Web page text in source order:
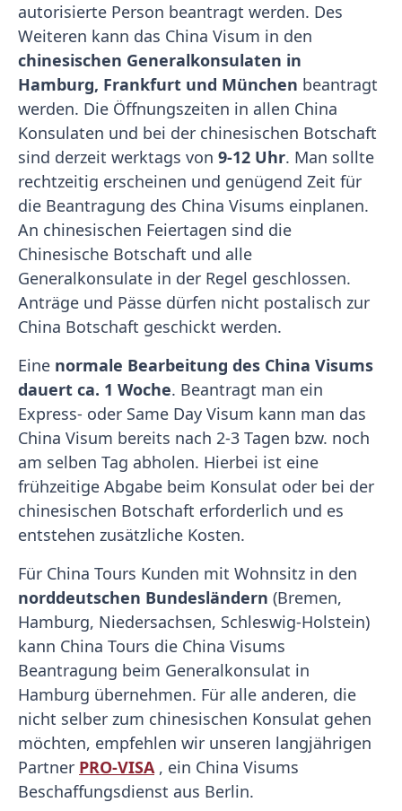
autorisierte Person beantragt werden. Des
Weiteren kann das China Visum in den
chinesischen Generalkonsulaten in
Hamburg, Frankfurt und München beantragt
werden. Die Öffnungszeiten in allen China
Konsulaten und bei der chinesischen Botschaft
sind derzeit werktags von 9-12 Uhr. Man sollte
rechtzeitig erscheinen und genügend Zeit für
die Beantragung des China Visums einplanen.
An chinesischen Feiertagen sind die
Chinesische Botschaft und alle
Generalkonsulate in der Regel geschlossen.
Anträge und Pässe dürfen nicht postalisch zur
China Botschaft geschickt werden.
Eine normale Bearbeitung des China Visums
dauert ca. 1 Woche. Beantragt man ein
Express- oder Same Day Visum kann man das
China Visum bereits nach 2-3 Tagen bzw. noch
am selben Tag abholen. Hierbei ist eine
frühzeitige Abgabe beim Konsulat oder bei der
chinesischen Botschaft erforderlich und es
entstehen zusätzliche Kosten.
Für China Tours Kunden mit Wohnsitz in den
norddeutschen Bundesländern (Bremen,
Hamburg, Niedersachsen, Schleswig-Holstein)
kann China Tours die China Visums
Beantragung beim Generalkonsulat in
Hamburg übernehmen. Für alle anderen, die
nicht selber zum chinesischen Konsulat gehen
möchten, empfehlen wir unseren langjährigen
Partner PRO-VISA, ein China Visums
Beschaffungsdienst aus Berlin.